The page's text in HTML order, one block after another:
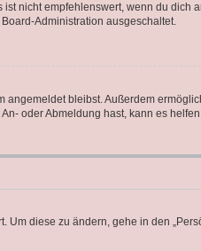
nicht empfehlenswert, wenn du dich
Administration ausgeschaltet.
bleibst. Außerdem
oder Abmeldung hast, kann es
diese zu ändern, gehe in den